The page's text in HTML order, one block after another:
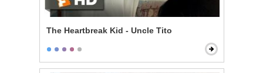
The Heartbreak Kid - Uncle Tito